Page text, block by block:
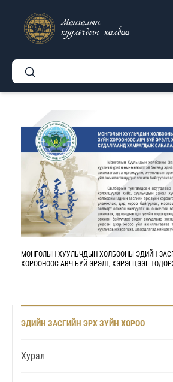
Монголын
хуульчдын холбоо
МОНГОЛЫН ХУУЛЬЧДЫН ХОЛБООНЫ ЭДИЙН
ХОРООНООС АВЧ БУЙ ЭРЭЛТ, ХЭРЭГЦЭЭГ
ЭДИЙН ЗАСГИЙН ЭРХ ЗҮЙН ХОРОО
Хурал